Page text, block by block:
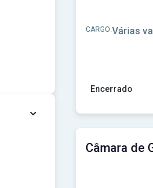
⌄
Encerrado
CARGO:Várias